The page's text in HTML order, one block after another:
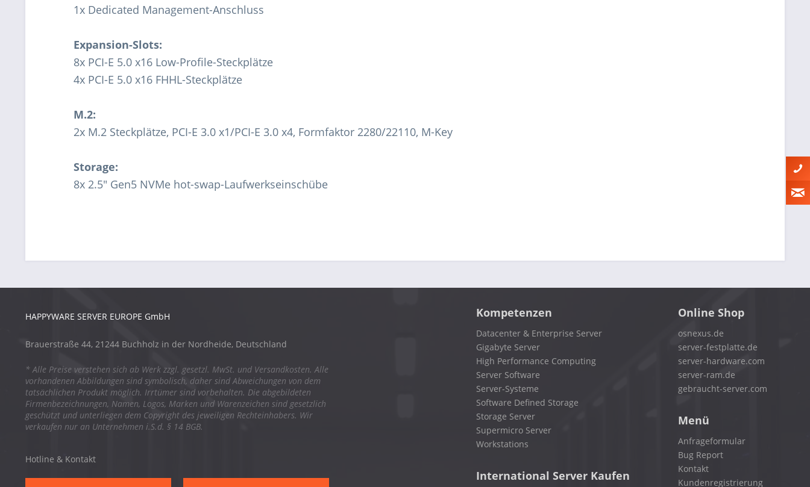
1x Dedicated Management-Anschluss
Expansion-Slots:
8x PCI-E 5.0 x16 Low-Profile-Steckplätze
4x PCI-E 5.0 x16 FHHL-Steckplätze
M.2:
2x M.2 Steckplätze, PCI-E 3.0 x1/PCI-E 3.0 x4, Formfaktor 2280/22110, M-Key
Storage:
8x 2.5" Gen5 NVMe hot-swap-Laufwerkseinschübe
HAPPYWARE SERVER EUROPE GmbH
Brauerstraße 44, 21244 Buchholz in der Nordheide, Deutschland
* Alle Preise verstehen sich ab Werk zzgl. gesetzl. MwSt. und Versandkosten. Alle
vorhandenen Abbildungen sind symbolisch, daher sind Abweichungen von dem
tatsächlichen Produkt möglich. Irrtümer sind vorbehalten. Die abgebildeten
Firmenbezeichnungen, Namen, Logos, Marken und Warenzeichen sind gesetzlich
geschützt und unterliegen dem Copyright des jeweiligen Rechteinhabers. Wir
verkaufen nur an Unternehmen i.S.d. § 14 BGB.
Hotline & Kontakt
Kompetenzen
Datacenter & Enterprise Server
Gigabyte Server
High Performance Computing
Server Software
Server-Systeme
Software Defined Storage
Storage Server
Supermicro Server
Workstations
International Server Kaufen
Online Shop
osnexus.de
server-festplatte.de
server-hardware.com
server-ram.de
gebraucht-server.com
Menü
Anfrageformular
Bug Report
Kontakt
Kundenregistrierung